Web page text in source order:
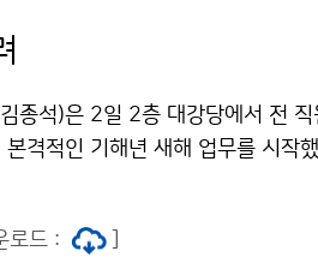
종석)은 2일 2층 대강당에서 전 직
격적인 기해년 새해 업무를 시작
로드 :